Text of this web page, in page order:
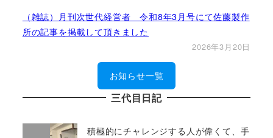
（雑誌）月刊次世代経営者 令和8年3月号にて佐藤製作
所の記事を掲載して頂きました
2026年3月20日
お知らせ一覧
三代目日記
積極的にチャレンジする人が偉くて、手